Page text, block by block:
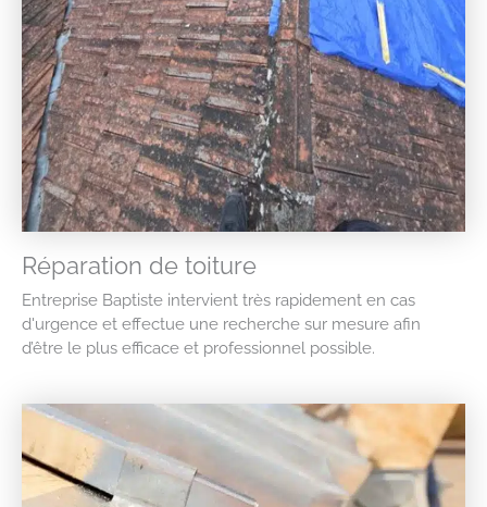
Réparation de toiture
Entreprise Baptiste intervient très rapidement en cas
d'urgence et effectue une recherche sur mesure afin
d’être le plus efficace et professionnel possible.